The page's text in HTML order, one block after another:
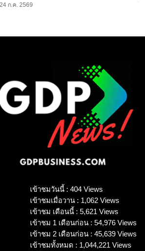
าชิก TO BE NUMBER
ก.ค. 2569
เข้าชมวันนี้ : 404 Views
เข้าชมเมื่อวาน : 1,062 Views
เข้าชม เดือนนี้ : 5,621 Views
เข้าชม 1 เดือนก่อน : 54,976 Views
เข้าชม 2 เดือนก่อน : 45,639 Views
เข้าชมทั้งหมด : 1,044,221 Views